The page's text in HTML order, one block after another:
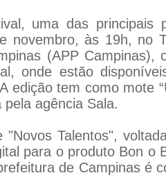
uma das principais
novembro, às 19h, no
(APP
onde estão
edição tem como mote
agência Sala.
Talentos",
para o produto Bon o
de Campinas é